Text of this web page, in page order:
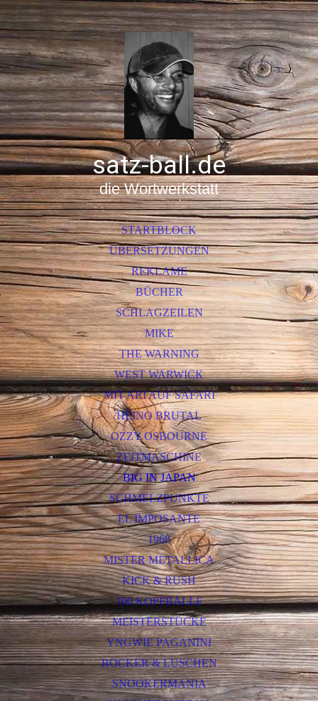
satz-ball.de
die Wortwerkstatt
STARTBLOCK
ÜBERSETZUNGEN
REKLAME
BÜCHER
SCHLAGZEILEN
MIKE
THE WARNING
WEST WARWICK
MIT ARI AUF SAFARI
HEINO BRUTAL
OZZY OSBOURNE
ZEITMASCHINE
BIG IN JAPAN
SCHMELZPUNKTE
EL IMPOSANTE
1968
MISTER METALLICA
KICK & RUSH
100 KOPFBÄLLE
MEISTERSTÜCKE
YNGWIE PAGANINI
ROCKER & LUSCHEN
SNOOKERMANIA